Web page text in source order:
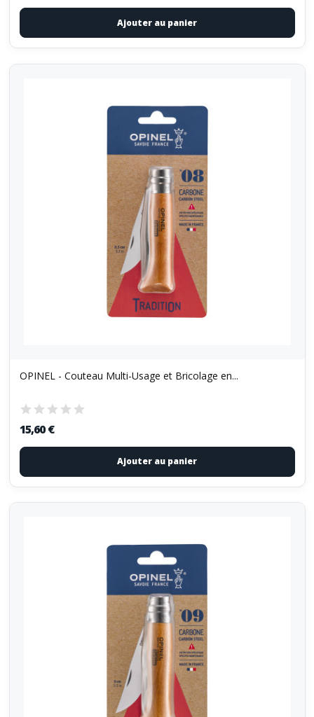
Ajouter au panier
OPINEL - Couteau Multi-Usage et Bricolage en...
15,60 €
Ajouter au panier